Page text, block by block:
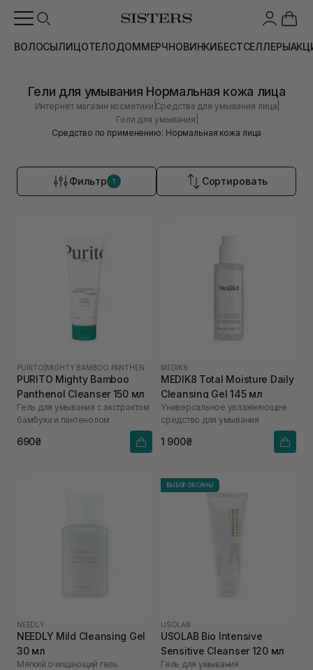
ВОЛОСЫЛИЦОТЕЛОДОММЕРЧНОВИНКИБЕСТСЕЛЛЕРЫ
Гели для умывания Нормальная кожа лица
Интернет магазин косметики |Средства для умывания лица
Гели для умывания
Средство по применению: Нормальная кожа лица
Фильтр 1 Сортировать
PURITO
PURITO Mighty Bamboo
Panthenol Cleanser 150 мл
Гель для умывания с экстрактом
бамбука и пантенолом
690₴
MEDIK8
MEDIK8 Total Moisture Daily
Cleansing Gel 145 мл
Универсальное увлажняющее
средство для умывания
1 900₴
NEEDLY
NEEDLY Mild Cleansing Gel
30 мл
Мягкий очищающий гель
ВЫБОР ОКСАНЫ
USOLAB
USOLAB Bio Intensive
Sensitive Cleanser 120 мл
Гель для умывания